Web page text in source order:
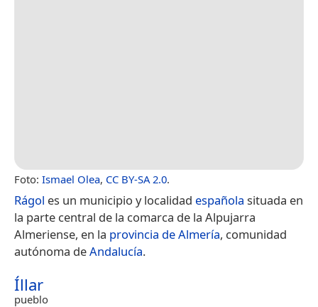
Foto: Ismael Olea, CC BY-SA 2.0.
Rágol es un municipio y localidad española situada en
la parte central de la comarca de la Alpujarra
Almeriense, en la provincia de Almería, comunidad
autónoma deAndalucía.
Íllar
pueblo